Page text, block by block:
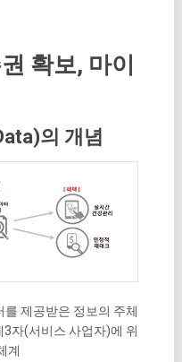
확보, 마이
의 개념
제공받은 정보의 주체
자(서비스 사업자)에 위
계